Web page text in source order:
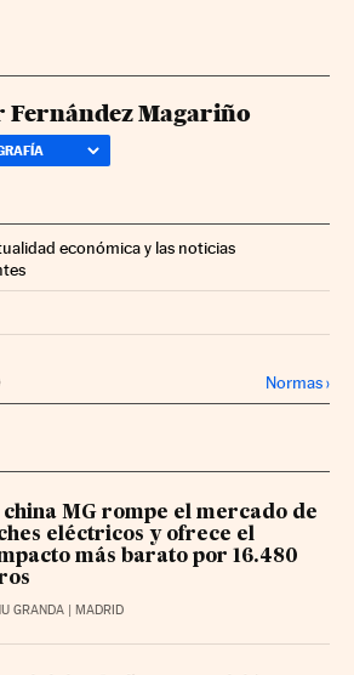
Fernández Magariño
económica y las noticias
en Facebook
Días en Twitter
Normas›
china MG rompe el mercado de
eléctricos y ofrece el
más barato por 16.480
GRANDA | MADRID